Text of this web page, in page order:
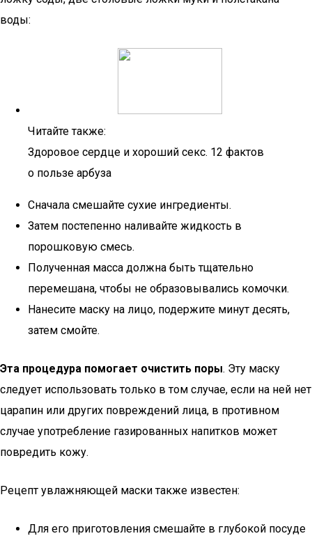
воды:
Читайте также:
Здоровое сердце и хороший секс. 12 фактов
о пользе арбуза
Сначала смешайте сухие ингредиенты.
Затем постепенно наливайте жидкость в
порошковую смесь.
Полученная масса должна быть тщательно
перемешана, чтобы не образовывались комочки.
Нанесите маску на лицо, подержите минут десять,
затем смойте.
Эта процедура помогает очистить поры. Эту маску
следует использовать только в том случае, если на ней нет
царапин или других повреждений лица, в противном
случае употребление газированных напитков может
повредить кожу.
Рецепт увлажняющей маски также известен:
Для его приготовления смешайте в глубокой посуде